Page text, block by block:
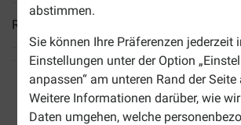
abstimmen.
Sie können Ihre Präferenzen jederzeit
Einstellungen unter der Option
anpassen“ am unteren Rand der Seite
Weitere Informationen darüber, wie
Daten umgehen, welche
Reviews